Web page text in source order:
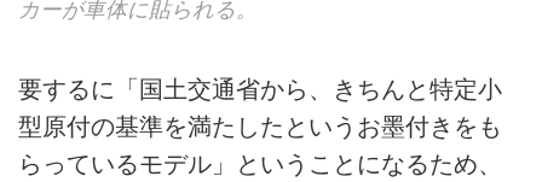
カーが車体に貼られる。
要するに「国土交通省から、きちんと特定小
型原付の基準を満たしたというお墨付きをも
らっているモデル」ということになるため、